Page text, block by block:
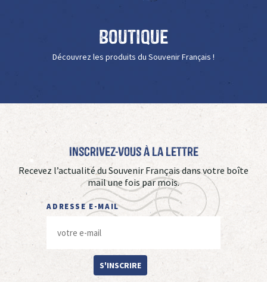
Boutique
Découvrez les produits du Souvenir Français !
Inscrivez-vous à La Lettre
Recevez l’actualité du Souvenir Français dans votre boîte
mail une fois par mois.
ADRESSE E-MAIL
S'INSCRIRE